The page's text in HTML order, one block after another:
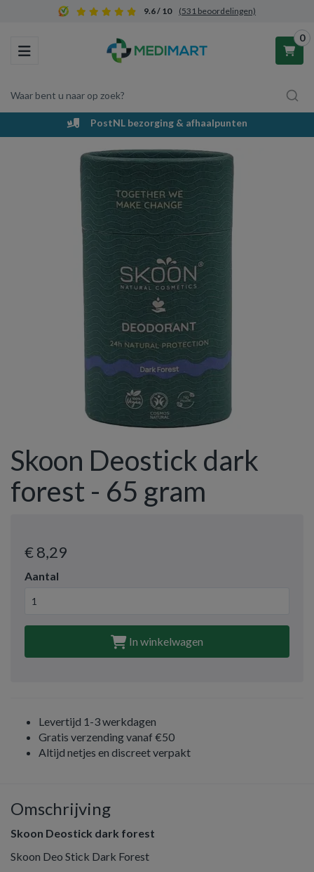
9.6 / 10 (531 beoordelingen)
Toggle navigation
Waar bent u naar op zoek?
0
Winkelwagen
Uw winkelwagen is leeg.
Vul hem met producten.
PostNL bezorging & afhaalpunten
Skoon Deostick dark
forest - 65 gram
€ 8,29
Aantal
In winkelwagen
Levertijd 1-3 werkdagen
Gratis verzending vanaf €50
Altijd netjes en discreet verpakt
Omschrijving
Skoon Deostick dark forest
Skoon Deo Stick Dark Forest